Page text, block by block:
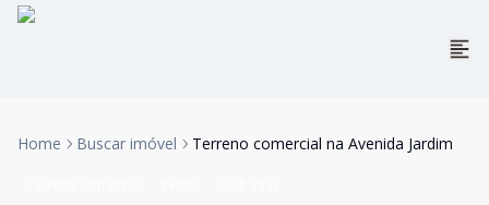
Home Buscar imóvel Terreno comercial na Avenida Jardim